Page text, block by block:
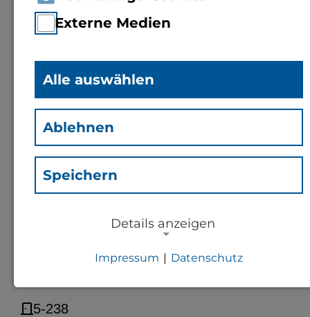
Sina Bambach (Bsi)
Mitarbeiterin Personal
Kontakt
s.bambach@th-bingen.de
5-238
Externe Medien
Alle auswählen
Ablehnen
Speichern
Details anzeigen
Notwendige Cookies zur Session-
Impressum | Datenschutz